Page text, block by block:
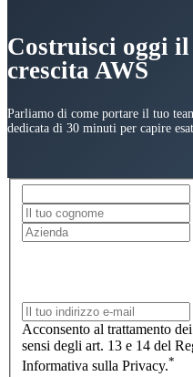
Costruisci oggi
crescita AWS
Parliamo di come portare il tuo
dedicata di 30 minuti per capire
Acconsento al trattamento
sensi degli art. 13 e 14 del
Informativa sulla Privacy.*